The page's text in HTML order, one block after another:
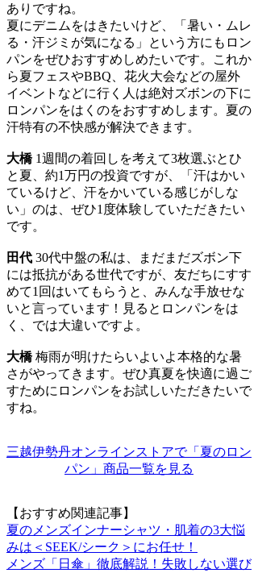
ありですね。
夏にデニムをはきたいけど、「暑い・ムレ
る・汗ジミが気になる」という方にもロン
パンをぜひおすすめしめたいです。これか
ら夏フェスやBBQ、花火大会などの屋外
イベントなどに行く人は絶対ズボンの下に
ロンパンをはくのをおすすめします。夏の
汗特有の不快感が解決できます。
大橋1週間の着回しを考えて3枚選ぶとひ
と夏、約1万円の投資ですが、「汗はかい
ているけど、汗をかいている感じがしな
い」のは、ぜひ1度体験していただきたい
です。
田代 30代中盤の私は、まだまだズボン下
には抵抗がある世代ですが、友だちにすす
めて1回はいてもらうと、みんな手放せな
いと言っています！見るとロンパンをは
く、では大違いですよ。
大橋梅雨が明けたらいよいよ本格的な暑
さがやってきます。ぜひ真夏を快適に過ご
すためにロンパンをお試しいただきたいで
すね。
三越伊勢丹オンラインストアで「夏のロン
パン」商品一覧を見る
【おすすめ関連記事】
夏のメンズインナーシャツ・肌着の3大悩
みは＜SEEK/シーク＞にお任せ！
メンズ「日傘」徹底解説！失敗しない選び